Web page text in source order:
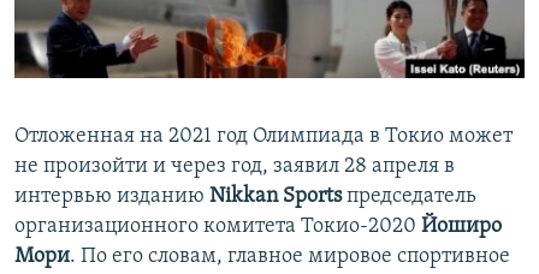
ПОБЕДИТЕЛЕЙ НЕ СУДЯТ?
КРЫМ.НЕПОКОРЕННЫЙ
ПРИСОЕДИНЯЙТЕСЬ!
Все сайты RFE/RL
Отложенная на 2021 год Олимпиада в Токио может
не произойти и через год, заявил 28 апреля в
интервью изданию Nikkan Sportsпредседатель
организационного комитета Токио-2020 Йоширо
Мори. По его словам, главное мировое спортивное